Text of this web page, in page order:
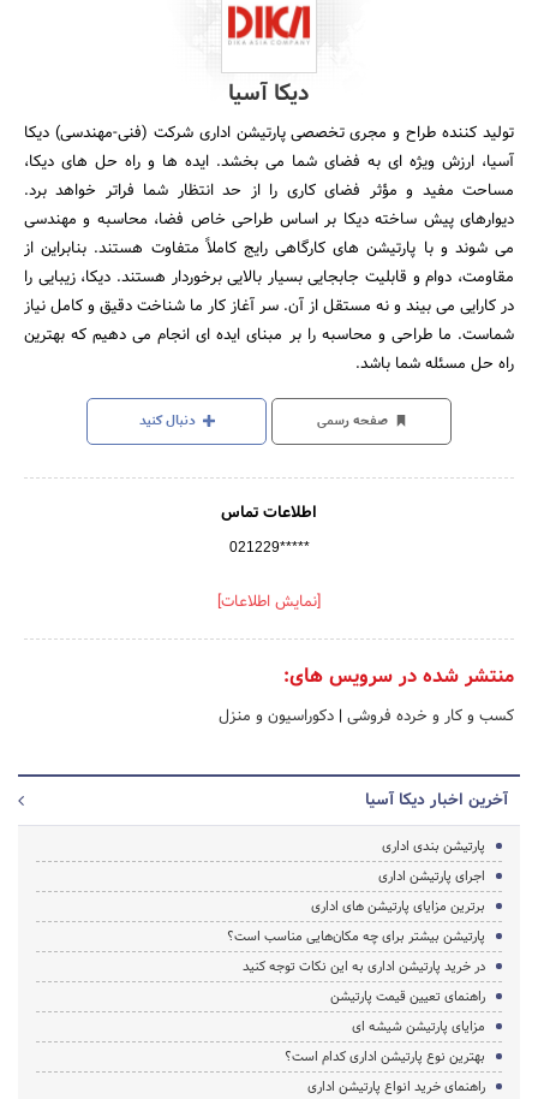
دیکا آسیا
تولید کننده طراح و مجری تخصصی پارتیشن اداری شرکت (فنی-مهندسی) دیکا
آسیا، ارزش ویژه ای به فضای شما می بخشد. ایده ها و راه حل های دیکا،
مساحت مفید و مؤثر فضای کاری را از حد انتظار شما فراتر خواهد برد.
دیوارهای پیش ساخته دیکا بر اساس طراحی خاص فضا، محاسبه و مهندسی
می شوند و با پارتیشن های کارگاهی رایج کاملاً متفاوت هستند. بنابراین از
مقاومت، دوام و قابلیت جابجایی بسیار بالایی برخوردار هستند. دیکا، زیبایی را
در کارایی می بیند و نه مستقل از آن. سر آغاز کار ما شناخت دقیق و کامل نیاز
شماست. ما طراحی و محاسبه را بر مبنای ایده ای انجام می دهیم که بهترین
راه حل مسئله شما باشد.
صفحه رسمی دنبال کنید
اطلاعات تماس
021229*****
[نمایش اطلاعات]
منتشر شده در سرویس های:
کسب و کار و خرده فروشی | دکوراسیون و منزل
آخرین اخبار دیکا آسیا
پارتیشن بندی اداری
اجرای پارتیشن اداری
برترین مزایای پارتیشن ‌های اداری
پارتیشن بیشتر برای چه مکان‌هایی مناسب است؟
در خرید پارتیشن اداری به این نکات توجه کنید
راهنمای تعیین قیمت پارتیشن
مزایای پارتیشن شیشه ای
بهترین نوع پارتیشن اداری کدام است؟
راهنمای خرید انواع پارتیشن اداری